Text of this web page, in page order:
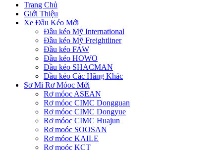
Trang Chủ
Giới Thiệu
Xe Đầu Kéo Mới
Đầu kéo Mỹ International
Đầu kéo Mỹ Freightliner
Đầu kéo FAW
Đầu kéo HOWO
Đầu kéo SHACMAN
Đầu kéo Các Hãng Khác
Sơ Mi Rơ Móoc Mới
Rơ móoc ASEAN
Rơ móoc CIMC Dongguan
Rơ móoc CIMC Dongyue
Rơ móoc CIMC Huajun
Rơ moóc SOOSAN
Rơ móoc KAILE
Rơ moóc KCT